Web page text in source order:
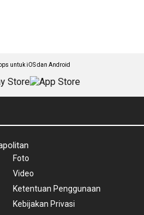
untuk iOS dan Android
Foto
Video
Ketentuan Penggunaan
Kebijakan Privasi